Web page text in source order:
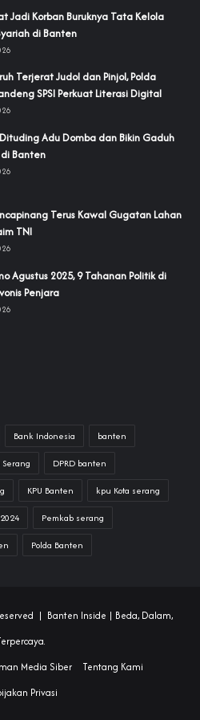
Jadi Korban Buruknya Tata Kelola
di Banten
Terjerat Judol dan Pinjol, Polda
SPSI Perkuat Literasi Digital
Adu Domba dan Bikin Gaduh
di Banten
Terus Kawal Gugatan Lahan
TNI‎‎
Agustus 2025, 9 Tahanan Politik di
Penjara
Bank Indonesia banten
Serang DPRD banten
KPU Banten kpu Kota serang
Pemkab serang
Polda Banten
| Banten Inside | Beda, Dalam,
Media Siber
Tentang Kami
Privasi